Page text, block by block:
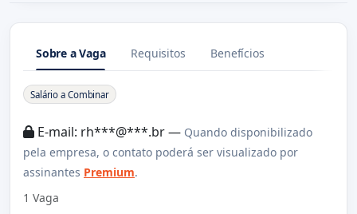
Sobre a Vaga Requisitos Benefícios
Sobre a Vaga
Salário a Combinar
E-mail: rh***@***.br — Quando disponibilizado
pela empresa, o contato poderá ser visualizado por
assinantes Premium.
1 Vaga